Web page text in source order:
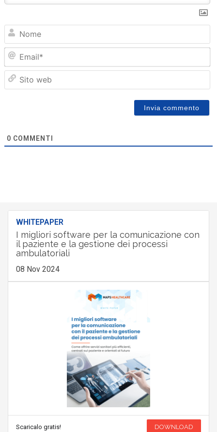
0 COMMENTI
WHITEPAPER
I migliori software per la comunicazione con
il paziente e la gestione dei processi
ambulatoriali
08 Nov 2024
Scaricalo gratis! DOWNLOAD